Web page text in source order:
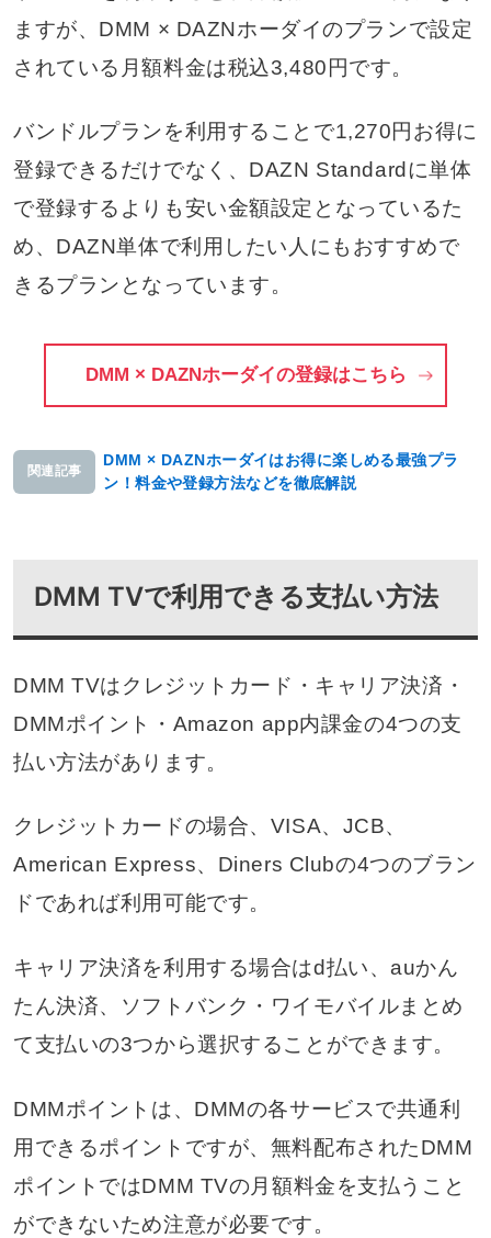
ますが、DMM × DAZNホーダイのプランで設定
されている月額料金は税込3,480円です。
バンドルプランを利用することで1,270円お得に
登録できるだけでなく、DAZN Standardに単体
で登録するよりも安い金額設定となっているた
め、DAZN単体で利用したい人にもおすすめで
きるプランとなっています。
DMM × DAZNホーダイの登録はこちら
関連記事
DMM × DAZNホーダイはお得に楽しめる最強プラ
ン！料金や登録方法などを徹底解説
DMM TVで利用できる支払い方法
DMM TVはクレジットカード・キャリア決済・
DMMポイント・Amazon app内課金の4つの支
払い方法があります。
クレジットカードの場合、VISA、JCB、
American Express、Diners Clubの4つのブラン
ドであれば利用可能です。
キャリア決済を利用する場合はd払い、auかん
たん決済、ソフトバンク・ワイモバイルまとめ
て支払いの3つから選択することができます。
DMMポイントは、DMMの各サービスで共通利
用できるポイントですが、無料配布されたDMM
ポイントではDMM TVの月額料金を支払うこと
ができないため注意が必要です。